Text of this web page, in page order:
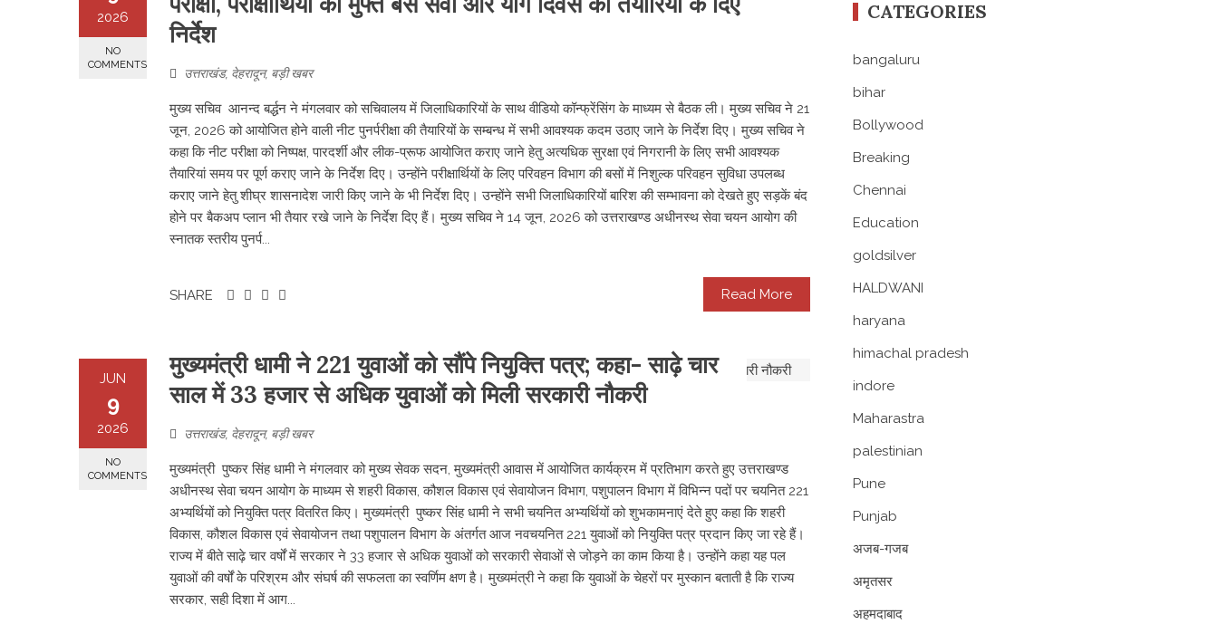
2026
NO
COMMENTS
निर्देश
उत्तराखंड, देहरादून, बड़ी खबर
मुख्य सचिव आनन्द बर्द्धन ने मंगलवार को सचिवालय में जिलाधिकारियों के साथ वीडियो कॉन्फ्रेंसिंग के माध्यम से बैठक ली। मुख्य सचिव ने 21
जून, 2026 को आयोजित होने वाली नीट पुनर्परीक्षा की तैयारियों के सम्बन्ध में सभी आवश्यक कदम उठाए जाने के निर्देश दिए। मुख्य सचिव ने
कहा कि नीट परीक्षा को निष्पक्ष, पारदर्शी और लीक-प्रूफ आयोजित कराए जाने हेतु अत्यधिक सुरक्षा एवं निगरानी के लिए सभी आवश्यक
तैयारियां समय पर पूर्ण कराए जाने के निर्देश दिए। उन्होंने परीक्षार्थियों के लिए परिवहन विभाग की बसों में निशुल्क परिवहन सुविधा उपलब्ध
कराए जाने हेतु शीघ्र शासनादेश जारी किए जाने के भी निर्देश दिए। उन्होंने सभी जिलाधिकारियों बारिश की सम्भावना को देखते हुए सड़कें बंद
होने पर बैकअप प्लान भी तैयार रखे जाने के निर्देश दिए हैं। मुख्य सचिव ने 14 जून, 2026 को उत्तराखण्ड अधीनस्थ सेवा चयन आयोग की
स्नातक स्तरीय पुनर्प...
Read More
SHARE
JUN
9
2026
NO
COMMENTS
मुख्यमंत्री धामी ने 221 युवाओं को सौंपे नियुक्ति पत्र; कहा- साढ़े चार
साल में 33 हजार से अधिक युवाओं को मिली सरकारी नौकरी
उत्तराखंड, देहरादून, बड़ी खबर
मुख्यमंत्री पुष्कर सिंह धामी ने मंगलवार को मुख्य सेवक सदन, मुख्यमंत्री आवास में आयोजित कार्यक्रम में प्रतिभाग करते हुए उत्तराखण्ड
अधीनस्थ सेवा चयन आयोग के माध्यम से शहरी विकास, कौशल विकास एवं सेवायोजन विभाग, पशुपालन विभाग में विभिन्न पदों पर चयनित 221
अभ्यर्थियों को नियुक्ति पत्र वितरित किए। मुख्यमंत्री पुष्कर सिंह धामी ने सभी चयनित अभ्यर्थियों को शुभकामनाएं देते हुए कहा कि शहरी
विकास, कौशल विकास एवं सेवायोजन तथा पशुपालन विभाग के अंतर्गत आज नवचयनित 221 युवाओं को नियुक्ति पत्र प्रदान किए जा रहे हैं।
राज्य में बीते साढ़े चार वर्षों में सरकार ने 33 हजार से अधिक युवाओं को सरकारी सेवाओं से जोड़ने का काम किया है। उन्होंने कहा यह पल
युवाओं की वर्षों के परिश्रम और संघर्ष की सफलता का स्वर्णिम क्षण है। मुख्यमंत्री ने कहा कि युवाओं के चेहरों पर मुस्कान बताती है कि राज्य
सरकार, सही दिशा में आग...
CATEGORIES
bangaluru
bihar
Bollywood
Breaking
Chennai
Education
goldsilver
HALDWANI
haryana
himachal pradesh
indore
Maharastra
palestinian
Pune
Punjab
अजब-गजब
अमृतसर
अहमदाबाद